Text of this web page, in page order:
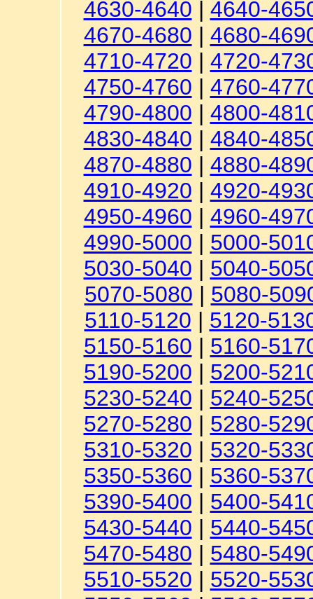
4630-4640 | 4640-
4670-4680 | 4680-
4710-4720 | 4720-
4750-4760 | 4760-
4790-4800 | 4800-
4830-4840 | 4840-
4870-4880 | 4880-
4910-4920 | 4920-
4950-4960 | 4960-
4990-5000 | 5000-
5030-5040 | 5040-
5070-5080 | 5080-
5110-5120 | 5120-
5150-5160 | 5160-
5190-5200 | 5200-
5230-5240 | 5240-
5270-5280 | 5280-
5310-5320 | 5320-
5350-5360 | 5360-
5390-5400 | 5400-
5430-5440 | 5440-
5470-5480 | 5480-
5510-5520 | 5520-